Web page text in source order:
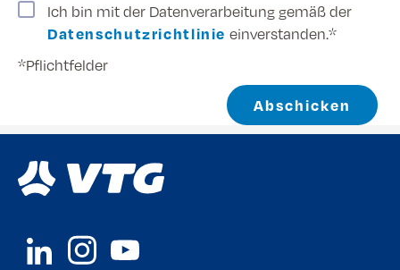
Ich bin mit der Datenverarbeitung gemäß der
Datenschutzrichtlinie einverstanden.*
*Pflichtfelder
Abschicken